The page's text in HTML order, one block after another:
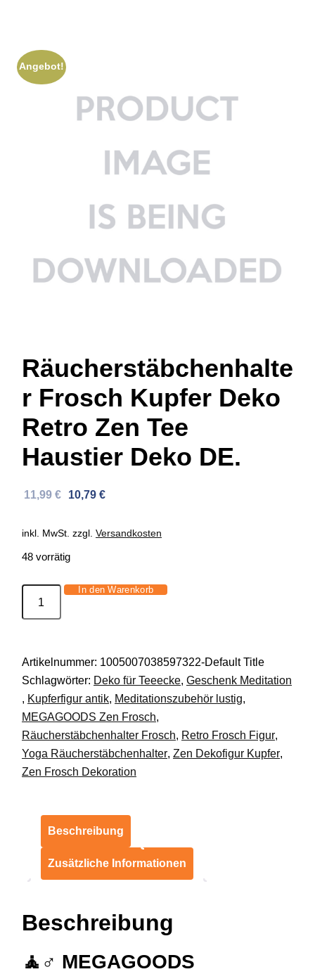
Angebot!
Räucherstäbchenhalte
r Frosch Kupfer Deko
Retro Zen Tee
Haustier Deko DE.
Ursprünglicher
war:
11,99 €
Aktueller
ist:
10,79 €
inkl. MwSt. zzgl. Versandkosten
48 vorrätig
Räucherstäbchenhalter
Retro
Zen
Tee
Haustier
Deko
DE.
Menge
In den Warenkorb
Artikelnummer: 1005007038597322-Default Title
Schlagwörter: Deko für Teeecke, Geschenk Meditation
, Kupferfigur antik, Meditationszubehör lustig,
MEGAGOODS Zen Frosch,
Räucherstäbchenhalter Frosch, Retro Frosch Figur,
Yoga Räucherstäbchenhalter, Zen Dekofigur Kupfer,
Zen Frosch Dekoration
Beschreibung
Zusätzliche Informationen
Beschreibung
🧘♂️ MEGAGOODS